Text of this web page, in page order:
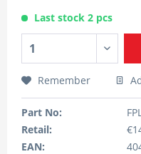
Last stock 2 pcs
Remember
Part No:
Retail:
EAN: